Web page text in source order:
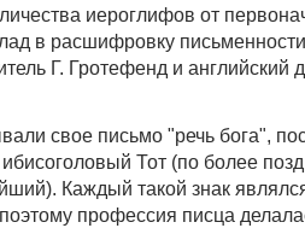
иероглифов от
в расшифровку
Г. Гротефенд и английский
свое письмо "речь бога",
Тот (по более
Каждый такой знак
профессия писца